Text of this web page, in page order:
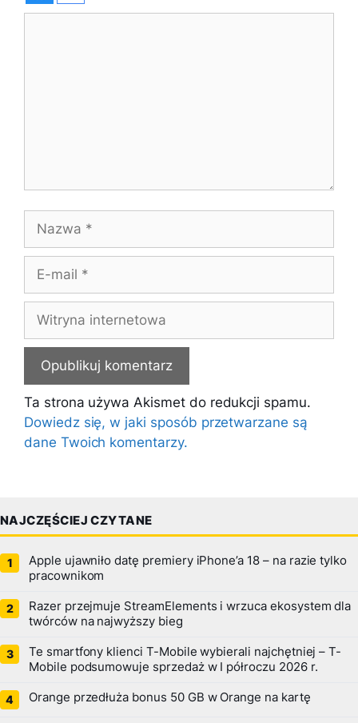
Nazwa
Witryna
internetowa
Ta strona używa Akismet do redukcji spamu.
Dowiedz się, w jaki sposób przetwarzane są
dane Twoich komentarzy.
NAJCZĘŚCIEJ CZYTANE
Apple ujawniło datę premiery iPhone’a 18 – na razie tylko
pracownikom
Razer przejmuje StreamElements i wrzuca ekosystem dla
twórców na najwyższy bieg
Te smartfony klienci T-Mobile wybierali najchętniej – T-
Mobile podsumowuje sprzedaż w I półroczu 2026 r.
Orange przedłuża bonus 50 GB w Orange na kartę